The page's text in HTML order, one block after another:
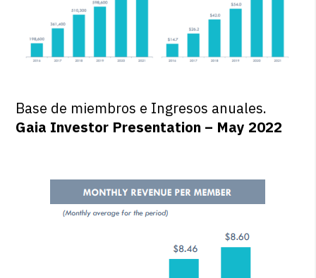
Base de miembros e Ingresos anuales.
Gaia Investor Presentation – May 2022